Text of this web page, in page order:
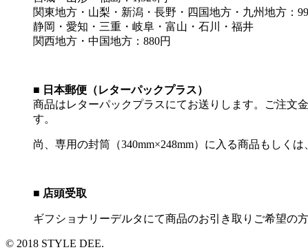
関東地方・山梨・新潟・長野・四国地方・九州地方：
静岡・愛知・三重・岐阜・富山・石川・福井
関西地方・中国地方：880円
■ 日本郵便（レターパックプラス）
商品はレターパックプラスにてお送りします。ご注文
す。
尚、専用の封筒（340mm×248mm）に入る商品もしく
■ 店頭受取
ギフショナリーデルタにて商品のお引き取りご希望の
© 2018 STYLE DEE.